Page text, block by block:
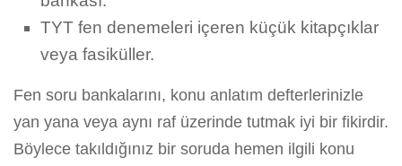
TYT fen denemeleri içeren küçük kitapçıklar
veya fasiküller.
Fen soru bankalarını, konu anlatım defterlerinizle
yan yana veya aynı raf üzerinde tutmak iyi bir fikirdir.
Böylece takıldığınız bir soruda hemen ilgili konu